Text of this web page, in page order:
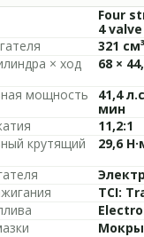
Four
4
321 см³
× ход
68 ×
мощность
41,4
мин
11,2:1
крутящий
29,6
TCI: